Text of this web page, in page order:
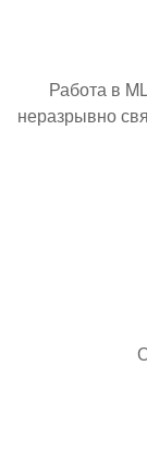
Работа в
неразрывно